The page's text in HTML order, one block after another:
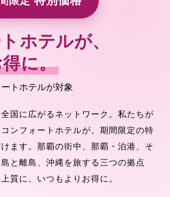
ホテルが、
に。
トホテルが対象
国に広がるネットワーク。私たちが
ンフォートホテルが、期間限定の特
ます。那覇の街中、那覇・泊港、そ
と離島、沖縄を旅する三つの拠点
質に、いつもよりお得に。